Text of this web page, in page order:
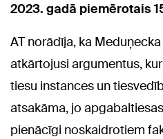
2023. gadā piemērotais
AT norādīja, ka
atkārtojusi argumentus,
tiesu instances un
atsakāma, jo
pienācīgi noskaidrotiem